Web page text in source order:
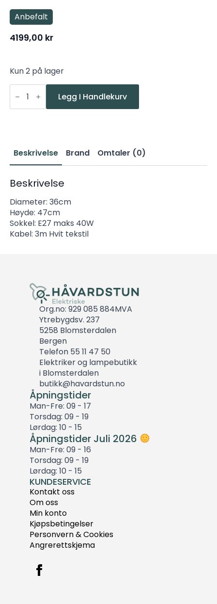
Anbefalt
4199,00 kr
Kun 2 på lager
Halo
Design
Toscana
Opal
Legg I Handlekurv
Beskrivelse Brand Omtaler (0)
Beskrivelse
Diameter: 36cm
Høyde: 47cm
Sokkel: E27 maks 40W
Kabel: 3m Hvit tekstil
Org.no: 929 085 884MVA
Ytrebygdsv. 237
5258 Blomsterdalen
Bergen
Telefon 55 11 47 50
Elektriker og lampebutikk
i Blomsterdalen
butikk@havardstun.no
Åpningstider
Man-Fre: 09 - 17
Torsdag: 09 - 19
Lørdag: 10 - 15
Åpningstider Juli 2026
Man-Fre: 09 - 16
Torsdag: 09 - 19
Lørdag: 10 - 15
KUNDESERVICE
Kontakt oss
Om oss
Min konto
Kjøpsbetingelser
Personvern & Cookies
Angrerettskjema